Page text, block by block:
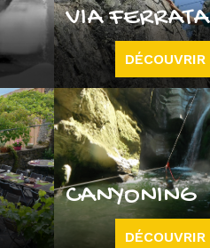
VIA FERRATA
DÉCOUVRIR
CANYONING
DÉCOUVRIR